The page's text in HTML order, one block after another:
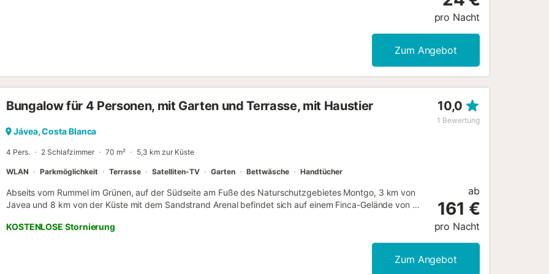
pro Nacht
Zum Angebot
Bungalow für 4 Personen, mit Garten und Terrasse, mit Haustier 10,0
1 Bewertung
Jávea, Costa Blanca
4 Pers. 2 Schlafzimmer 70 m² 5,3 km zur Küste
WLAN Parkmöglichkeit Terrasse Satelliten-TV Garten Bettwäsche Handtücher
Abseits vom Rummel im Grünen, auf der Südseite am Fuße des Naturschutzgebietes Montgo, 3 km von
Javea und 8 km von der Küste mit dem Sandstrand Arenal befindet sich auf einem Finca-Gelände von ca.
m² befindet sich in dem Erdgeschoß der Finca. Sie bietet Platz für 4 Personen. Im Wohnzimmer ist eine
Couch, SAT/TV, Internet/DSL/WLAN und CD-Player sowie ein gemütlicher Essbereich. Die kleine,
abgeschlossene, gleichfalls sehr gut ausgestattete Küche hat Elektrobackherd inkl. Cerankochfeld (4
Felder), Kühl-/Gefrierkombi, Kaffeemaschine, elektr. Wasserkocher. In 2 Schlafzimmern sind Doppelbetten
KOSTENLOSE Stornierung
ab
161 €
pro Nacht
Zum Angebot